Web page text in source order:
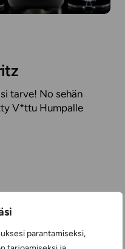
parantamiseksi,
tarve! No sehän
V*ttu Humpalle